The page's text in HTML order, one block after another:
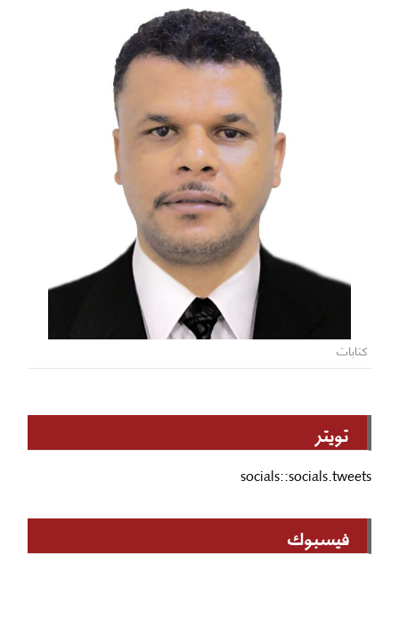
كتابات
تويتر
socials::socials.tweets
فيسبوك